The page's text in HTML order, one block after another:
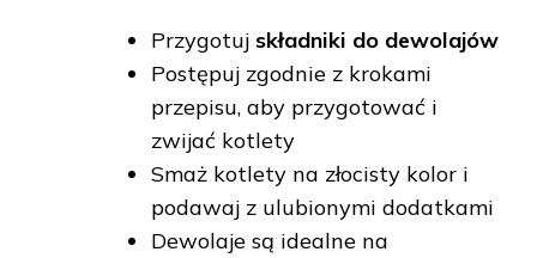
Przygotuj składniki do dewolajów
Postępuj zgodnie z krokami
przepisu, aby przygotować i
zwijać kotlety
Smaż kotlety na złocisty kolor i
podawaj z ulubionymi dodatkami
Dewolaje są idealne na